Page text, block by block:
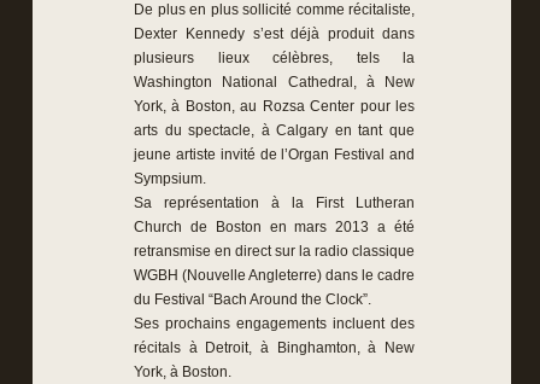
De plus en plus sollicité comme récitaliste,
Dexter Kennedy s’est déjà produit dans
plusieurs lieux célèbres, tels la
Washington National Cathedral, à New
York, à Boston, au Rozsa Center pour les
arts du spectacle, à Calgary en tant que
jeune artiste invité de l’Organ Festival and
Sympsium.
Sa représentation à la First Lutheran
Church de Boston en mars 2013 a été
retransmise en direct sur la radio classique
WGBH (Nouvelle Angleterre) dans le cadre
du Festival “Bach Around the Clock”.
Ses prochains engagements incluent des
récitals à Detroit, à Binghamton, à New
York, à Boston.